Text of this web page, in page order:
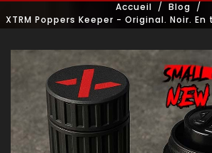
Accueil
Blog
XTRM Poppers Keeper - Original. Noir.